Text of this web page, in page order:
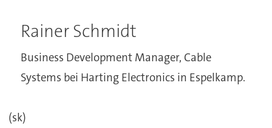
Rainer Schmidt
Business Development Manager, Cable
Systems bei Harting Electronics in Espelkamp.
(sk)